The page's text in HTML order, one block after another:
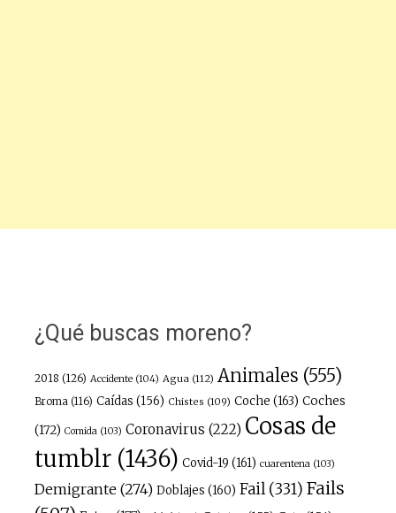
¿Qué buscas moreno?
2018 (126) Accidente(104) Agua(112) Animales (555)
Broma(116) Caídas (156) Chistes (109) Coche (163) Coches
(172) Comida(103) Coronavirus (222) Cosas de
tumblr(1436) Covid-19 (161) cuarentena(103)
Demigrante(274) Doblajes (160) Fail(331) Fails